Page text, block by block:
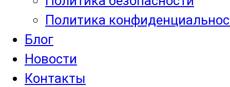
Политика
Блог
Новости
Контакты